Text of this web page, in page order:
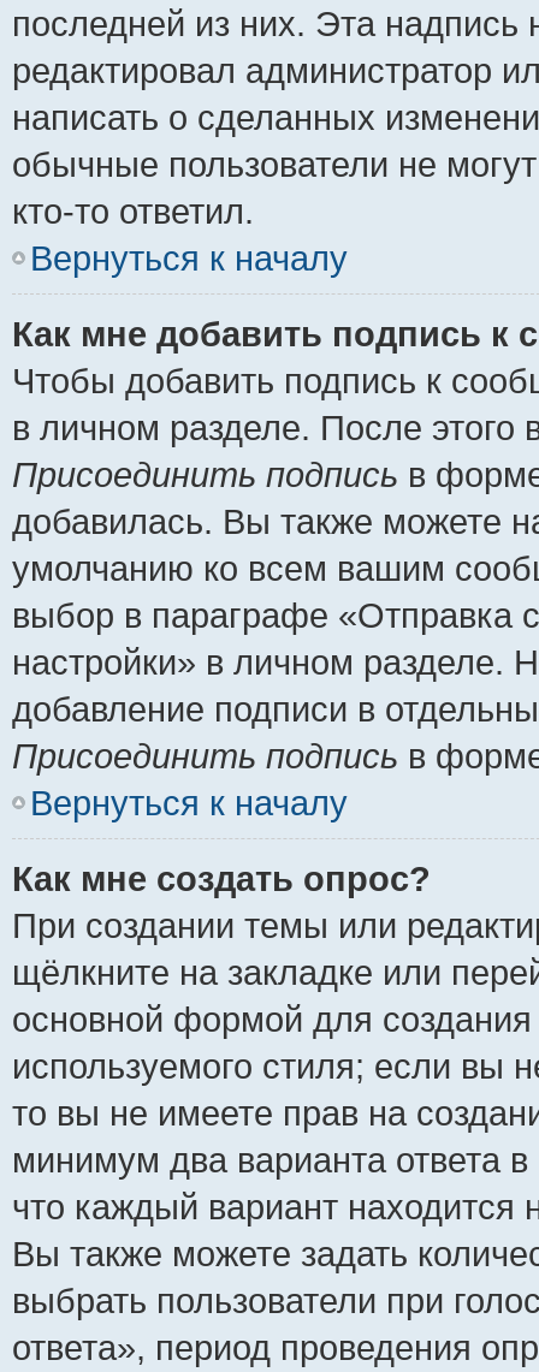
последней из них. Эта
редактировал администратор
написать о сделанных
обычные пользователи не
кто-то ответил.
Вернуться к началу
Как мне добавить подпись к
Чтобы добавить подпись к
в личном разделе. После
Присоединить подпись в
добавилась. Вы также можете
умолчанию ко всем вашим
выбор в параграфе «Отправка
настройки» в личном разделе.
добавление подписи в
Присоединить подпись в
Вернуться к началу
Как мне создать опрос?
При создании темы или
щёлкните на закладке или
основной формой для
используемого стиля; если вы
то вы не имеете прав на
минимум два варианта ответа
что каждый вариант находится
Вы также можете задать
выбрать пользователи при
ответа», период проведения